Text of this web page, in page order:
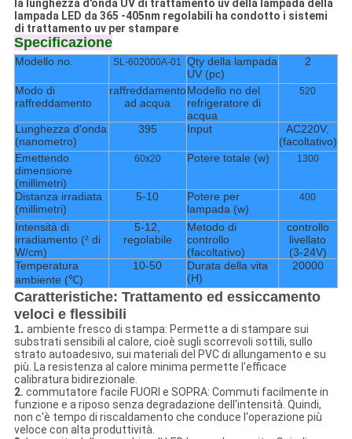
la lunghezza d'onda UV di trattamento uv della lampada della
lampada LED da 365 -405nm regolabili ha condotto i sistemi
di trattamento uv per stampare
Specificazione
Modello no. SL-602000A-01 Qty della lampada
UV (pc)
2
Modo di
raffreddamento
raffreddamento
ad acqua
Modello no del
refrigeratore di
acqua
520
Lunghezza d'onda
(nanometro)
395 Input
AC220V,
(facoltativo)
Emettendo
dimensione
(millimetri)
60x20 Potere totale (w) 1300
Distanza irradiata
(millimetri)
5-10
Potere per
lampada (w)
400
Intensità di
irradiamento (² di
W/cm)
5-12,
regolabile
Metodo di
controllo
(facoltativo)
controllo
livellato
(3-24V)
Temperatura
ambiente (℃)
10-50
Durata della vita
(H)
20000
Caratteristiche: Trattamento ed essiccamento
veloci e flessibili
1. ambiente fresco di stampa: Permette a di stampare sui
substrati sensibili al calore, cioè sugli scorrevoli sottili, sullo
strato autoadesivo, sui materiali del PVC di allungamento e su
più. La resistenza al calore minima permette l'efficace
calibratura bidirezionale.
2. commutatore facile FUORI e SOPRA: Commuti facilmente in
funzione e a riposo senza degradazione dell'intensità. Quindi,
non c'è tempo di riscaldamento che conduce l'operazione più
veloce con alta produttività.